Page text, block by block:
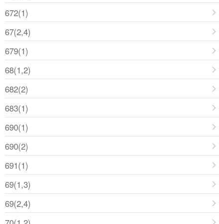
672(1)
67(2,4)
679(1)
68(1,2)
682(2)
683(1)
690(1)
690(2)
691(1)
69(1,3)
69(2,4)